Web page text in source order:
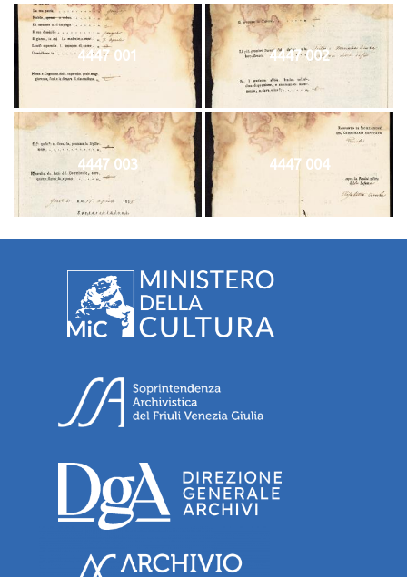
4447 001 4447 002
4447 003 4447 004